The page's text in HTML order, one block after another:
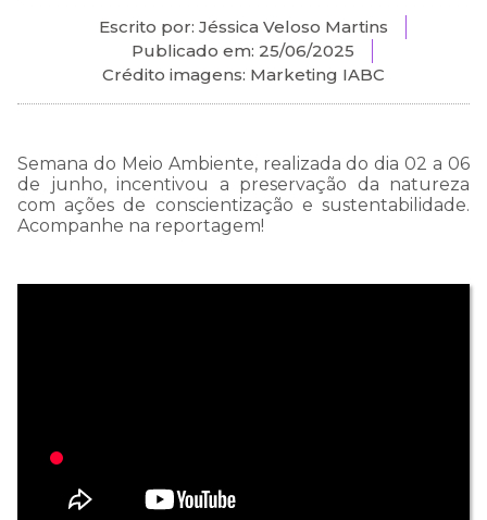
Escrito por: Jéssica Veloso Martins
Publicado em: 25/06/2025
Crédito imagens: Marketing IABC
Semana do Meio Ambiente, realizada do dia 02 a 06
de junho, incentivou a preservação da natureza
com ações de conscientização e sustentabilidade.
Acompanhe na reportagem!
COMUNICADO
uma instabilidade em
nosso WhatsApp, e talvez